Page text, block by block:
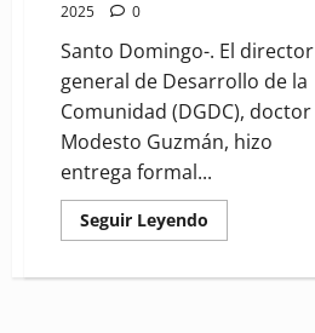
2025
0
Santo Domingo-. El director
general de Desarrollo de la
Comunidad (DGDC), doctor
Modesto Guzmán, hizo
entrega formal...
Seguir Leyendo
more
Modesto